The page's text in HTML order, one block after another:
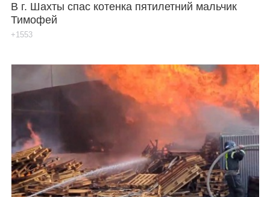
В г. Шахты спас котенка пятилетний мальчик
Тимофей
+1553